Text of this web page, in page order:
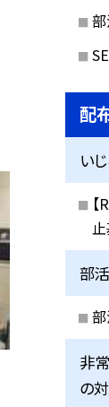
配
い
部
非
の